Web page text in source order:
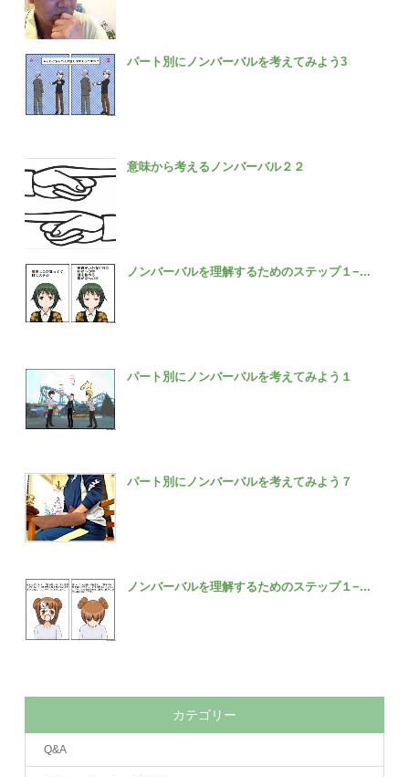
パート別にノンバーバルを考えてみよう3
意味から考えるノンバーバル２２
ノンバーバルを理解するためのステップ１−...
パート別にノンバーバルを考えてみよう１
パート別にノンバーバルを考えてみよう７
ノンバーバルを理解するためのステップ１−...
カテゴリー
Q&A